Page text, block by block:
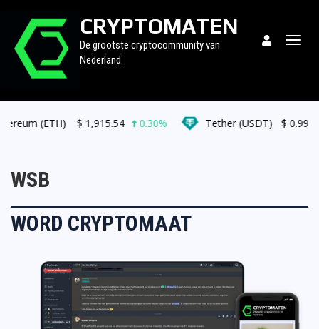
CRYPTOMATEN
De grootste cryptocommunity van
Nederland.
(ETH) $ 1,915.54 0.30% Tether (USDT) $ 0.999329
WSB
WORD CRYPTOMAAT